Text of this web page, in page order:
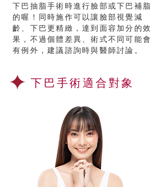
下巴抽脂手術時進行臉部或下巴補脂
的喔！同時施作可以讓臉部視覺減
齡、下巴更精緻，達到面容加分的效
果，不過個體差異、術式不同可能會
有例外，建議諮詢時與醫師討論。
下巴手術適合對象